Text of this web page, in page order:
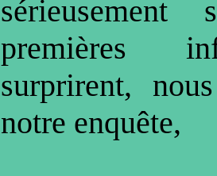
premières
surprirent,
notre enquête,